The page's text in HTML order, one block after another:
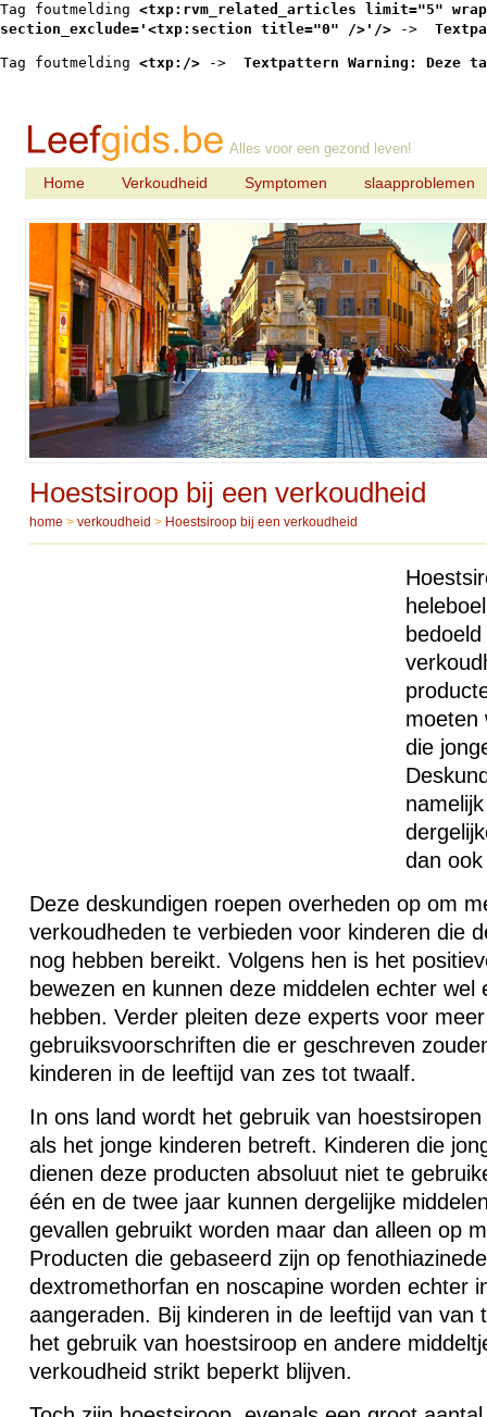
Tag foutmelding <txp:rvm_related_articles limit="5"
section_exclude='<txp:section title="0" />'/> ->
Tag foutmelding <txp:/> -> Textpattern Warning: Deze
Alles voor een gezond leven!
Home Verkoudheid Symptomen slaapproblemen
Hoestsiroop bij een verkoudheid
home > verkoudheid > Hoestsiroop bij een verkoudheid
moeten
die
dan
Deze deskundigen roepen overheden op om
verkoudheden te verbieden voor kinderen die
nog hebben bereikt. Volgens hen is het
bewezen en kunnen deze middelen echter wel
hebben. Verder pleiten deze experts voor
gebruiksvoorschriften die er geschreven
kinderen in de leeftijd van zes tot twaalf.
In ons land wordt het gebruik van
als het jonge kinderen betreft. Kinderen die
dienen deze producten absoluut niet te
één en de twee jaar kunnen dergelijke
gevallen gebruikt worden maar dan alleen op
Producten die gebaseerd zijn op
dextromethorfan en noscapine worden echter
aangeraden. Bij kinderen in de leeftijd van van
het gebruik van hoestsiroop en andere
verkoudheid strikt beperkt blijven.